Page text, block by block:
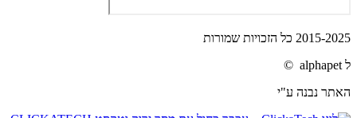
2015-2025 כל הזכויות שמורות
ל alphapet ©
האתר נבנה ע"י